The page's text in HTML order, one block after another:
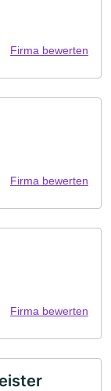
Firma bewerten
Firma bewerten
Firma bewerten